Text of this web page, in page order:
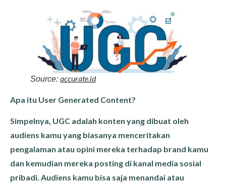
Source: accurate.id
Apa itu User Generated Content?
Simpelnya, UGC adalah konten yang dibuat oleh
audiens kamu yang biasanya menceritakan
pengalaman atau opini mereka terhadap brand kamu
dan kemudian mereka posting di kanal media sosial
pribadi. Audiens kamu bisa saja menandai atau